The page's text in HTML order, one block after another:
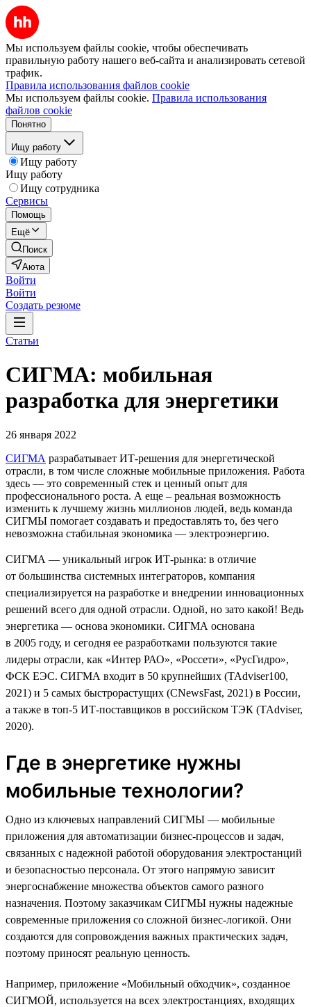
Мы используем файлы cookie, чтобы обеспечивать
правильную работу нашего веб-сайта и анализировать сетевой
трафик.
Правила использования файлов cookie
Мы используем файлы cookie. Правила использования
файлов cookie
Понятно
Ищу работу
Ищу работу
Ищу работу
Ищу сотрудника
Сервисы
Помощь
Ещё
Поиск
Аюта
Войти
Войти
Создать резюме
Статьи
СИГМА: мобильная
разработка для энергетики
26 января 2022
СИГМА разрабатывает ИТ-решения для энергетической
отрасли, в том числе сложные мобильные приложения. Работа
здесь — это современный стек и ценный опыт для
профессионального роста. А еще – реальная возможность
изменить к лучшему жизнь миллионов людей, ведь команда
СИГМЫ помогает создавать и предоставлять то, без чего
невозможна стабильная экономика — электроэнергию.
СИГМА — уникальный игрок ИТ-рынка: в отличие
от большинства системных интеграторов, компания
специализируется на разработке и внедрении инновационных
решений всего для одной отрасли. Одной, но зато какой! Ведь
энергетика — основа экономики. СИГМА основана
в 2005 году, и сегодня ее разработками пользуются такие
лидеры отрасли, как «Интер РАО», «Россети», «РусГидро»,
ФСК ЕЭС. СИГМА входит в 50 крупнейших (TAdviser100,
2021) и 5 самых быстрорастущих (CNewsFast, 2021) в России,
а также в топ-5 ИТ-поставщиков в российском ТЭК (TAdviser,
2020).
Где в энергетике нужны
мобильные технологии?
Одно из ключевых направлений СИГМЫ — мобильные
приложения для автоматизации бизнес-процессов и задач,
связанных с надежной работой оборудования электростанций
и безопасностью персонала. От этого напрямую зависит
энергоснабжение множества объектов самого разного
назначения. Поэтому заказчикам СИГМЫ нужны надежные
современные приложения со сложной бизнес-логикой. Они
создаются для сопровождения важных практических задач,
поэтому приносят реальную ценность.
Например, приложение «Мобильный обходчик», созданное
СИГМОЙ, используется на всех электростанциях, входящих